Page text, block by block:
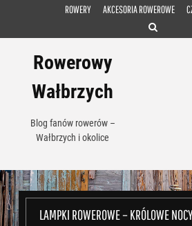
ROWERY AKCESORIA ROWEROWE
Rowerowy
Wałbrzych
Blog fanów rowerów –
Wałbrzych i okolice
LAMPKI ROWEROWE – KRÓLOWE